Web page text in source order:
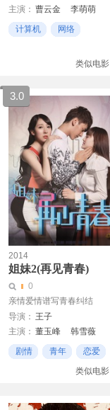
主演： 曹云金
李萌萌
肖旭计算机
网络
类似电影
3.0
2014
姐妹2(再见青春)
0
亲情爱情谱写青春纠结
导演： 王子
主演： 董玉峰
韩雪薇
赵婧伊
徐欢 许晓萌
剧情 青年
恋爱
类似电影